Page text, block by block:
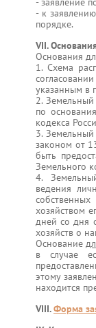
- к
порядке.
VII.
Основания
1. Схема
указанным в
2. Земельный
по
кодекса
3.
законом от
быть
Земельного
4.
ведения
хозяйством
дней со дня
хозяйств о
Основание
в случае
этому
находится
VIII.Форма